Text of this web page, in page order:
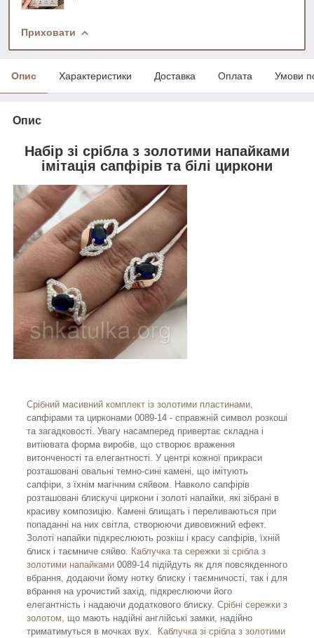
Приховати
Опис Характеристики Доставка Оплата Умови
Опис
Набір зі срібла з золотими напайками
імітація сапфірів та білі циркони
Срібний масивний комплект із золотими пластинами,
сапфірами та цирконами 0089-14 - справжній символ розкоші
та загадковості. Увагу насамперед привертає складна і
витіювата форма виробів, що створює враження
витонченості та елегантності. У центрі кожної прикраси
розташовані овальні темно-сині камені, що імітують
сапфіри, з їхнім магічним сяйвом. Навколо сапфірів
розташовані блискучі циркони і золоті напайки, які зібрані в
красиву композицію. Камені блищать і переливаються при
попаданні на них світла, створюючи дивовижний ефект.
Золоті напайки підкреслюють розкіш і красу сапфірів, їхній
блиск і таємниче сяйво. Каблучка та сережки зі срібла з
золотими напайками 0089-14 підійдуть як для повсякденного
вбрання, додаючи йому нотку блиску і таємничості, так і для
вбрання на урочистий захід, підкреслюючи його
елегантність і надаючи додаткового блиску. Срібні сережки з
золотом, що мають надійні англійські замки, надійно
триматимуться в мочках вух.
Каблучка зі срібла з золотими